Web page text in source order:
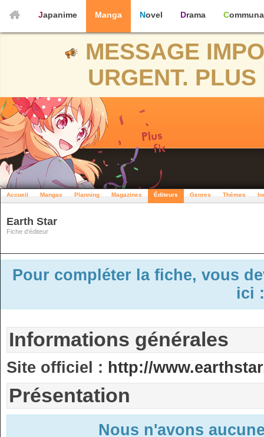
Japanime Manga Novel Drama
MESSAGE
URGENT.
Accueil Mangas Planning Magazines Éditeurs Genres Thèmes
Earth Star
Fiche d'éditeur
Pour compléter la fiche, vous
ici
Informations générales
Site officiel : http://
Présentation
Nous n'avons